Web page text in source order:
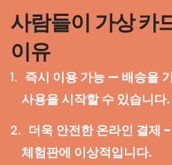
사람들이 가상 카
이유
즉시 이용 가능 — 배송을
사용을 시작할 수 있습니다.
더욱 안전한 온라인 결제
체험판에 이상적입니다.